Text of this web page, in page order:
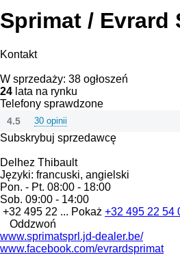
Sprimat / Evrard
Kontakt
W sprzedaży: 38 ogłoszeń
24 lata na rynku
Telefony sprawdzone
4.5 30 opinii
Subskrybuj sprzedawcę
Delhez Thibault
Języki: francuski, angielski
Pon. - Pt. 08:00 - 18:00
Sob. 09:00 - 14:00
+32 495 22 ... Pokaż +32 495 22 54
Oddzwoń
www.sprimatsprl.jd-dealer.be/
www.facebook.com/evrardsprimat